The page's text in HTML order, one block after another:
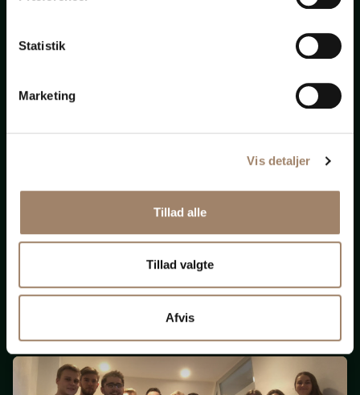
Statistik
Marketing
Vis detaljer
Tillad alle
Tillad valgte
Afvis
bistand
til
Nye krav om ligeløn
og
løngennemsigtighed
(Opdateret 131125)